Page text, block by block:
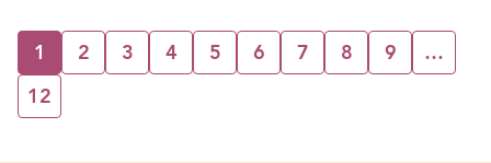
1 2 3 4 5 6 7 8 9
…
12